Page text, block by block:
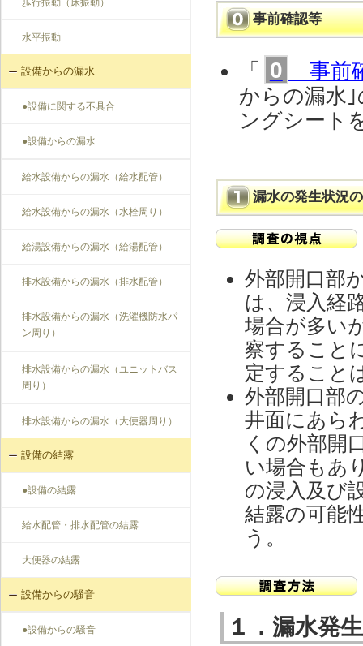
水平振動
設備からの漏水
●設備に関する不具合
●設備からの漏水
給水設備からの漏水（給水配管）
給水設備からの漏水（水栓周り）
給湯設備からの漏水（給湯配管）
排水設備からの漏水（排水配管）
排水設備からの漏水（洗濯機防水パ
ン周り）
排水設備からの漏水（ユニットバス
周り）
排水設備からの漏水（大便器周り）
設備の結露
●設備の結露
給水配管・排水配管の結露
大便器の結露
設備からの騒音
●設備からの騒音
事前確認等
「 0
事前
からの漏水｣
ングシート
漏水の発生状況
外部開口部
は、浸入経
場合が多い
察すること
定すること
外部開口部
井面にあら
くの外部開
い場合もあ
の浸入及び
結露の可能
う。
１．漏水発